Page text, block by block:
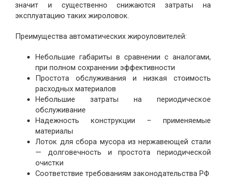
значит и существенно снижаются затраты на
эксплуатацию таких жироловок.
Преимущества автоматических жироуловителей:
Небольшие габариты в сравнении с аналогами,
при полном сохранении эффективности
Простота обслуживания и низкая стоимость
расходных материалов
Небольшие затраты на периодическое
обслуживание
Надежность конструкции – применяемые
материалы
Лоток для сбора мусора из нержавеющей стали
— долговечность и простота периодической
очистки
Соответствие требованиям законодательства РФ